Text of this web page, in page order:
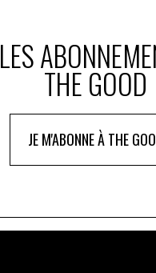
LES
THE GOOD
JE M'ABONNE À THE